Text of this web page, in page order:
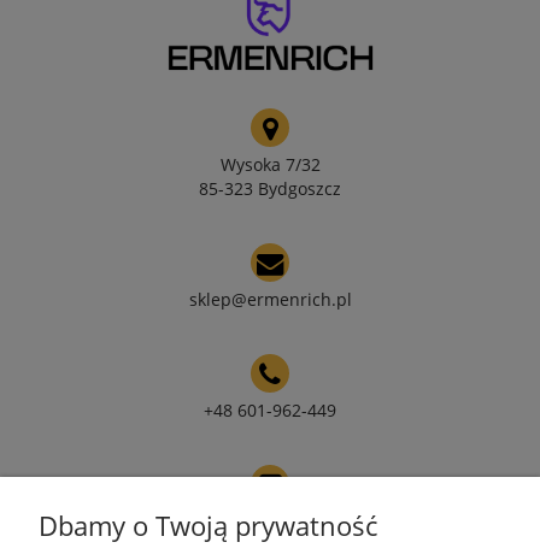
Wysoka 7/32
85-323 Bydgoszcz
sklep@ermenrich.pl
+48 601-962-449
NIP 9671272351
Dbamy o Twoją prywatność